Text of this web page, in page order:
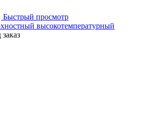
Быстрый просмотр
высокотемпературный